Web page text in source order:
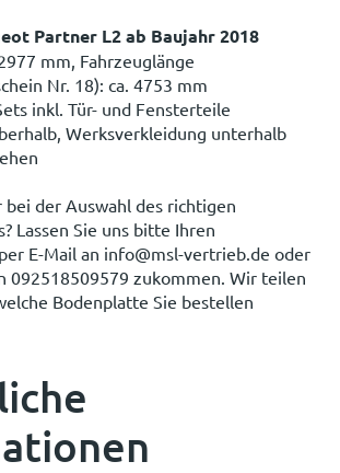
Partner L2 ab Baujahr 2018
mm, Fahrzeuglänge
Nr. 18): ca. 4753 mm
inkl. Tür- und Fensterteile
Werksverkleidung unterhalb
bei der Auswahl des richtigen
Lassen Sie uns bitte Ihren
E-Mail an info@msl-vertrieb.de oder
092518509579 zukommen. Wir teilen
Bodenplatte Sie bestellen